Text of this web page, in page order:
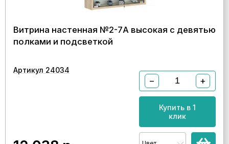
Витрина настенная №2-7А высокая с девятью
полками и подсветкой
Артикул 24034
− +
Купить в 1
клик